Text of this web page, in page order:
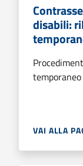
disabili:
temporaneo
VAI ALLA